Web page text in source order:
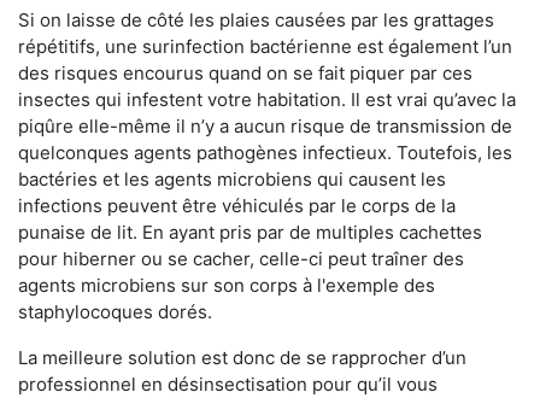
Si on laisse de côté les plaies causées par les grattages
répétitifs, une surinfection bactérienne est également l’un
des risques encourus quand on se fait piquer par ces
insectes qui infestent votre habitation. Il est vrai qu’avec la
piqûre elle-même il n’y a aucun risque de transmission de
quelconques agents pathogènes infectieux. Toutefois, les
bactéries et les agents microbiens qui causent les
infections peuvent être véhiculés par le corps de la
punaise de lit. En ayant pris par de multiples cachettes
pour hiberner ou se cacher, celle-ci peut traîner des
agents microbiens sur son corps à l'exemple des
staphylocoques dorés.
La meilleure solution est donc de se rapprocher d’un
professionnel en désinsectisation pour qu’il vous